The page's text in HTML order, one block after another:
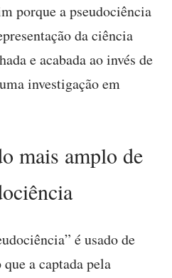
porque a pseudociência
da ciência
e acabada ao invés de
investigação em
mais amplo de
é usado de
a captada pela